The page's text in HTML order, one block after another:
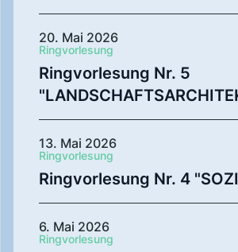
20. Mai 2026
Ringvorlesung
Ringvorlesung Nr. 5
13. Mai 2026
Ringvorlesung
Ringvorlesung Nr. 4
6. Mai 2026
Ringvorlesung